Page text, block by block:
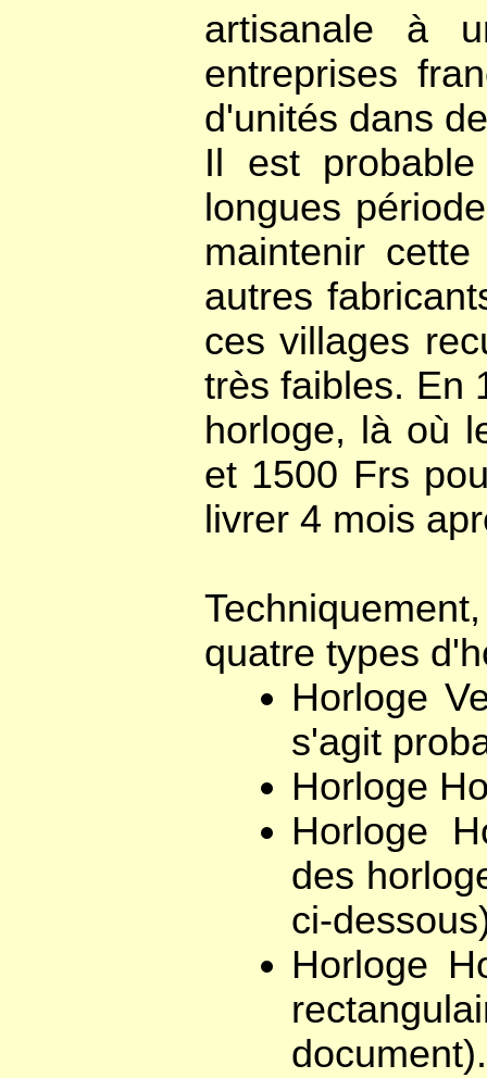
artisanale à
entreprises
d'unités dans
Il est
longues
maintenir
autres
ces villages
très faibles. En
horloge, là où
et 1500 Frs
livrer 4 mois
quatre types
Horloge
s'agit
Horloge
Horloge
des
ci-
Horloge
document).